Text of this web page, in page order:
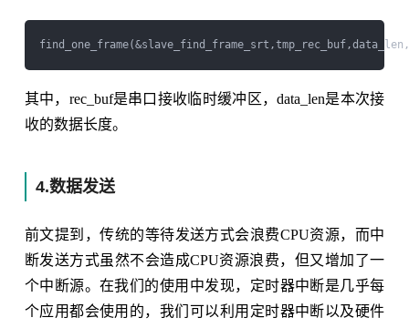
其中，rec_buf是串口接收临时缓冲区，data_len是本次接
收的数据长度。
4.数据发送
前文提到，传统的等待发送方式会浪费CPU资源，而中
断发送方式虽然不会造成CPU资源浪费，但又增加了一
个中断源。在我们的使用中发现，定时器中断是几乎每
个应用都会使用的，我们可以利用定时器中断以及硬件